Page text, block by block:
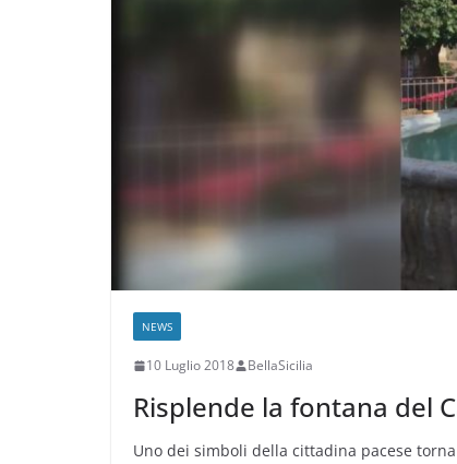
NEWS
10 Luglio 2018 BellaSicilia
Risplende la fontana del
Uno dei simboli della cittadina pacese